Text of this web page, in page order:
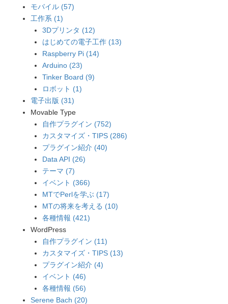
モバイル (57)
工作系 (1)
3Dプリンタ (12)
はじめての電子工作 (13)
Raspberry Pi (14)
Arduino (23)
Tinker Board (9)
ロボット (1)
電子出版 (31)
Movable Type
自作プラグイン (752)
カスタマイズ・TIPS (286)
プラグイン紹介 (40)
Data API (26)
テーマ (7)
イベント (366)
MTでPerlを学ぶ (17)
MTの将来を考える (10)
各種情報 (421)
WordPress
自作プラグイン (11)
カスタマイズ・TIPS (13)
プラグイン紹介 (4)
イベント (46)
各種情報 (56)
Serene Bach (20)